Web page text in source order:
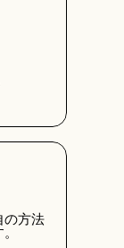
の方法